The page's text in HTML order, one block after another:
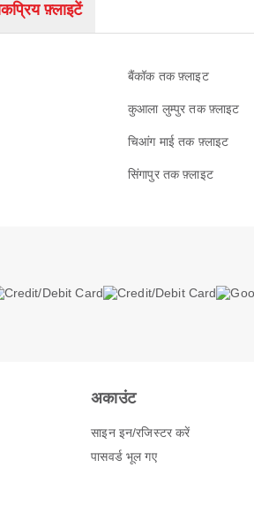
फ़्लाइटें
बैंकॉक तक फ़्लाइट
कुआला लुम्पुर तक फ़्लाइट
चिआंग माई तक फ़्लाइट
सिंगापुर तक फ़्लाइट
अकाउंट
साइन इन/रजिस्टर करें
पासवर्ड भूल गए